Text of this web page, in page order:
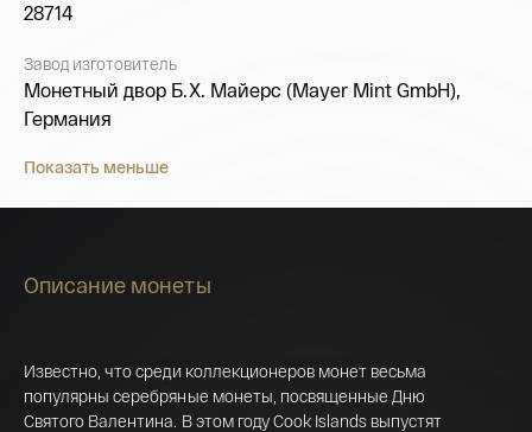
28714
Завод изготовитель
Монетный двор Б.Х. Майерс (Mayer Mint GmbH),
Германия
Показать меньше
Описание монеты
Известно, что среди коллекционеров монет весьма
популярны серебряные монеты, посвященные Дню
Святого Валентина. В этом году Cook Islands выпустят